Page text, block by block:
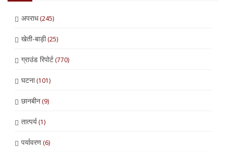
अपराध(245)
खेती-बाड़ी(25)
ग्राउंड रिपोर्ट(770)
घटना(101)
छानबीन(9)
तात्पर्य(1)
पर्यावरण(6)